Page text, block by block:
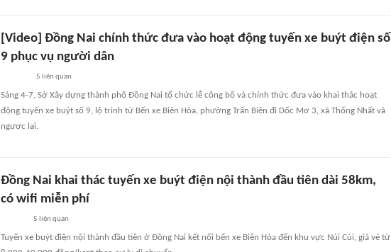
[Video] Đồng Nai chính thức đưa vào hoạt động tuyến xe buýt điện số
9 phục vụ người dân
5 liên quan
Sáng 4-7, Sở Xây dựng thành phố Đồng Nai tổ chức lễ công bố và chính thức đưa vào khai thác hoạt
động tuyến xe buýt số 9, lộ trình từ Bến xe Biên Hòa, phường Trấn Biên đi Dốc Mơ 3, xã Thống Nhất và
ngược lại.
Đồng Nai khai thác tuyến xe buýt điện nội thành đầu tiên dài 58km,
có wifi miễn phí
5 liên quan
Tuyến xe buýt điện nội thành đầu tiên ở Đồng Nai kết nối bến xe Biên Hòa đến khu vực Núi Cúi, giá vé từ